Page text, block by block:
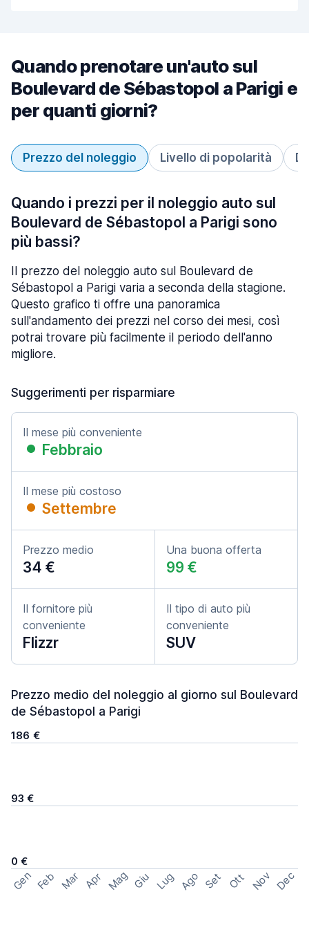
Quando prenotare un'auto sul
Boulevard de Sébastopol a Parigi e
per quanti giorni?
Prezzo del noleggio Livello di popolarità
Quando i prezzi per il noleggio auto sul
Boulevard de Sébastopol a Parigi sono
più bassi?
Il prezzo del noleggio auto sul Boulevard de
Sébastopol a Parigi varia a seconda della stagione.
Questo grafico ti offre una panoramica
sull'andamento dei prezzi nel corso dei mesi, così
potrai trovare più facilmente il periodo dell'anno
migliore.
Suggerimenti per risparmiare
Il mese più conveniente
Febbraio
Il mese più costoso
Settembre
Prezzo medio
34 €
Una buona offerta
99 €
Il fornitore più
conveniente
Flizzr
Il tipo di auto più
conveniente
SUV
Prezzo medio del noleggio al giorno sul Boulevard
de Sébastopol a Parigi
186 €
93 €
0 €
Gen Feb Mar Apr Mag Giu Lug Ago Set Ott Nov Dec